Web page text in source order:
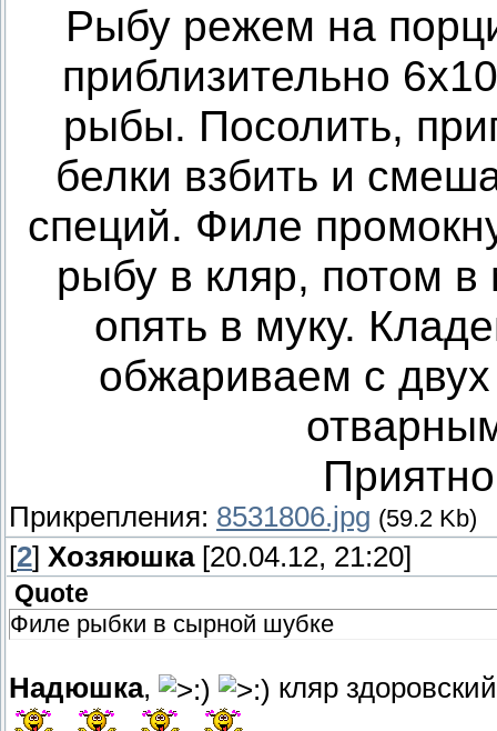
Рыбу режем на
приблизительно
рыбы. Посолить,
белки взбить и
специй. Филе
рыбу в кляр, потом в
опять в муку.
обжариваем с
Прикрепления: 8531806.jpg (59.2 Kb)
[2] Хозяюшка[20.04.12, 21:20]
Quote
Филе рыбки в сырной шубке
Надюшка, кляр